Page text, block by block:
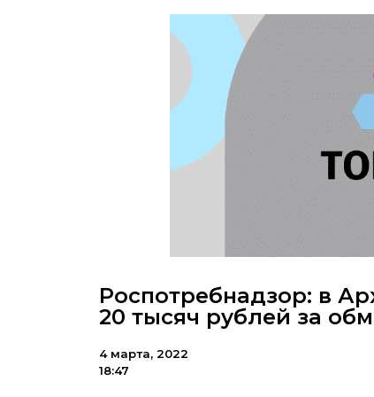
Роспотребнадзор: в
20 тысяч рублей за
4 марта, 2022
18:47